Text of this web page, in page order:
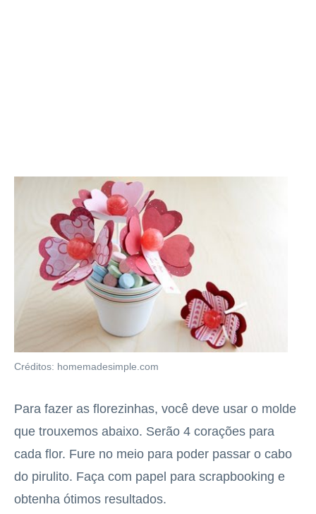
Créditos: homemadesimple.com
Para fazer as florezinhas, você deve usar o molde
que trouxemos abaixo. Serão 4 corações para
cada flor. Fure no meio para poder passar o cabo
do pirulito. Faça com papel para scrapbooking e
obtenha ótimos resultados.